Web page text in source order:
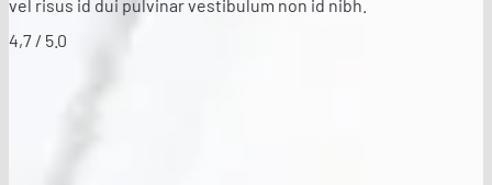
vel risus id dui pulvinar vestibulum non id nibh.
4,7 / 5.0